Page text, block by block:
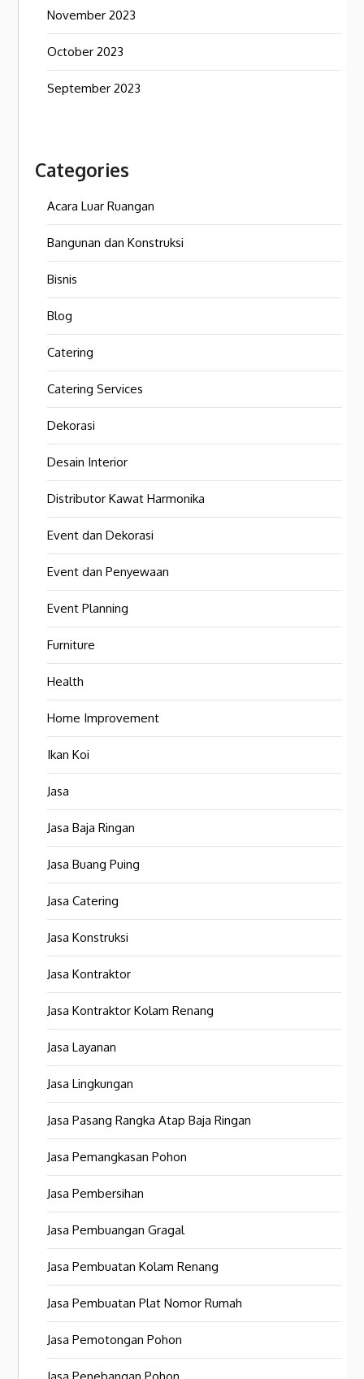
November 2023
October 2023
September 2023
Categories
Acara Luar Ruangan
Bangunan dan Konstruksi
Bisnis
Blog
Catering
Catering Services
Dekorasi
Desain Interior
Distributor Kawat Harmonika
Event dan Dekorasi
Event dan Penyewaan
Event Planning
Furniture
Health
Home Improvement
Ikan Koi
Jasa
Jasa Baja Ringan
Jasa Buang Puing
Jasa Catering
Jasa Konstruksi
Jasa Kontraktor
Jasa Kontraktor Kolam Renang
Jasa Layanan
Jasa Lingkungan
Jasa Pasang Rangka Atap Baja Ringan
Jasa Pemangkasan Pohon
Jasa Pembersihan
Jasa Pembuangan Gragal
Jasa Pembuatan Kolam Renang
Jasa Pembuatan Plat Nomor Rumah
Jasa Pemotongan Pohon
Jasa Penebangan Pohon